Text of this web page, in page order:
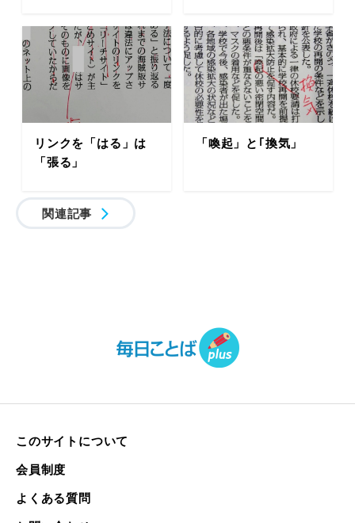
リンクを「はる」は
「張る」
「喚起」と｢換気」
関連記事
このサイトについて
会員制度
よくある質問